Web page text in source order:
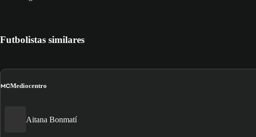
Futbolistas similares
MCMediocentro
Aitana Bonmatí